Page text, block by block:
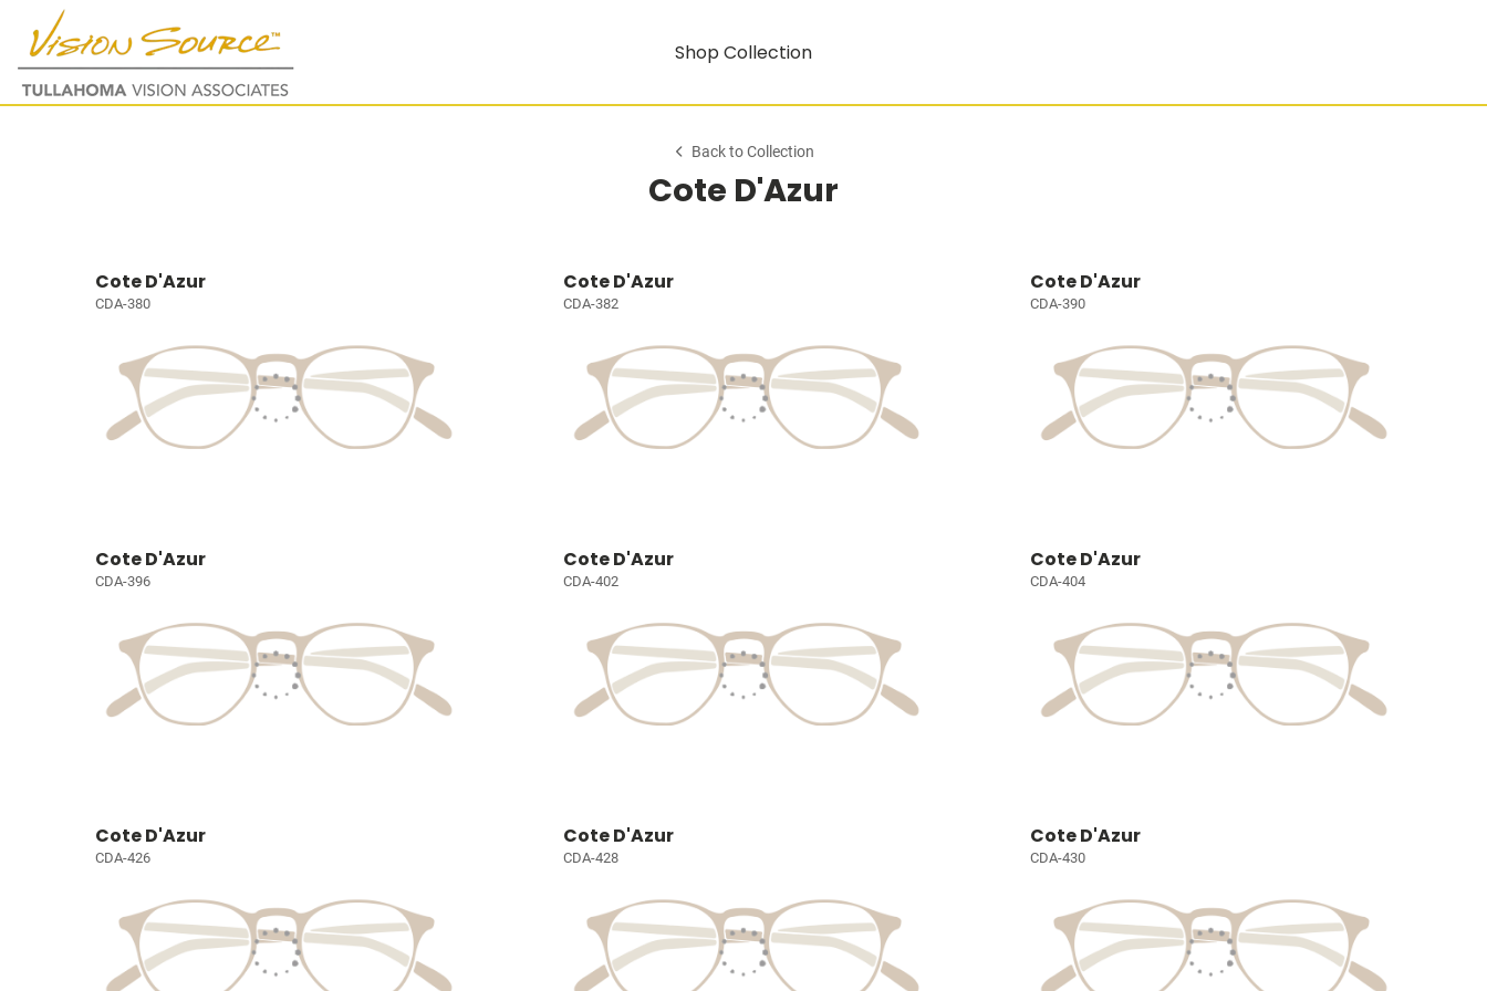
Shop Collection
Back to Collection
Cote D'Azur
Cote D'Azur
CDA-380
Cote D'Azur
CDA-382
Cote D'Azur
CDA-390
Cote D'Azur
CDA-396
Cote D'Azur
CDA-402
Cote D'Azur
CDA-404
Cote D'Azur
CDA-426
Cote D'Azur
CDA-428
Cote D'Azur
CDA-430